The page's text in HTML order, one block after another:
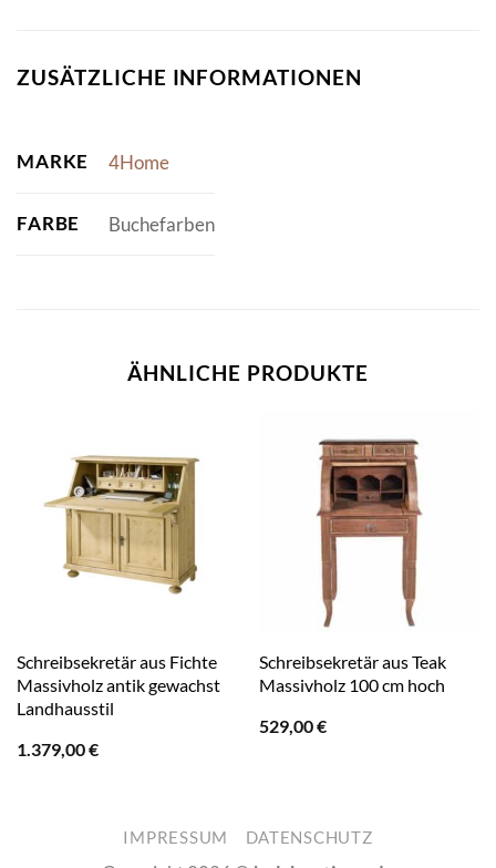
ZUSÄTZLICHE INFORMATIONEN
MARKE 4Home
FARBE Buchefarben
ÄHNLICHE PRODUKTE
Schreibsekretär aus Fichte
Massivholz antik gewachst
Landhausstil
1.379,00€
Schreibsekretär aus Teak
Massivholz 100 cm hoch
529,00€
IMPRESSUM DATENSCHUTZ